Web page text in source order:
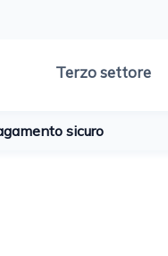
Terzo settore
sicuro